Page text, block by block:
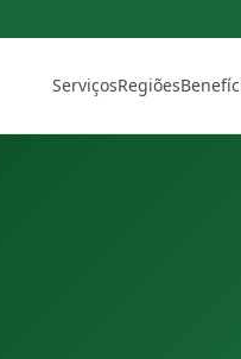
ServiçosRegiões